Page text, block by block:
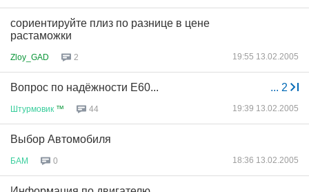
сориентируйте плиз по разнице в цене
растаможки
Zloy_GAD 2 19:55 13.02.2005
... 2
Вопрос по надёжности Е60...
Штурмовик ™ 44 19:39 13.02.2005
Выбор Автомобиля
БАМ 0 18:36 13.02.2005